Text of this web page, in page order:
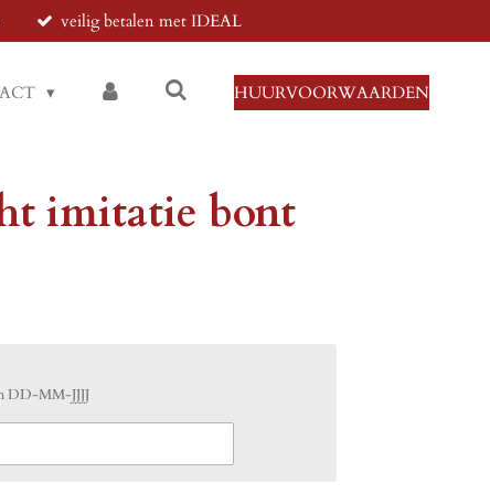
veilig betalen met IDEAL
HUURVOORWAARDEN
imitatie bont
DD-MM-JJJJ